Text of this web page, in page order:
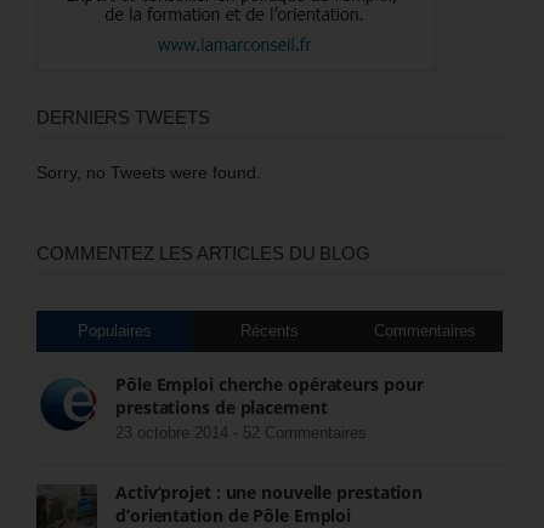
DERNIERS TWEETS
Sorry, no Tweets were found.
COMMENTEZ LES ARTICLES DU BLOG
Populaires Récents Commentaires
Pôle Emploi cherche opérateurs pour
prestations de placement
23 octobre 2014 - 52 Commentaires
Activ’projet : une nouvelle prestation
d’orientation de Pôle Emploi